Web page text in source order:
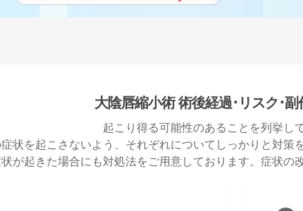
大陰唇縮小術 術後経過･リスク･副
起こり得る可能性のあることを列挙し
状を起こさないよう、それぞれについてしっかりと対策
が起きた場合にも対処法をご用意しております。症状の